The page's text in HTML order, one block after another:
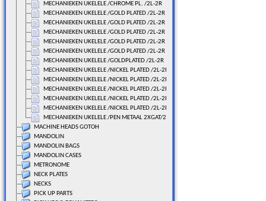
MECHANIEKEN UKELELE /CHROME PL. /2L-2R
MECHANIEKEN UKELELE /GOLD PLATED /2L-2R
MECHANIEKEN UKELELE /GOLD PLATED /2L-2R
MECHANIEKEN UKELELE /GOLD PLATED /2L-2R
MECHANIEKEN UKELELE /GOLD PLATED /2L-2R
MECHANIEKEN UKELELE /GOLD PLATED /2L-2R
MECHANIEKEN UKELELE /GOLDPLATED /2L-2R
MECHANIEKEN UKELELE /NICKEL PLATED /2L-2R
MECHANIEKEN UKELELE /NICKEL PLATED /2L-2R
MECHANIEKEN UKELELE /NICKEL PLATED /2L-2R
MECHANIEKEN UKELELE /NICKEL PLATED /2L-2R
MECHANIEKEN UKELELE /NICKEL PLATED /2L-2R
MECHANIEKEN UKELELE /PEN METAAL 2XGAT/2L-2R LOS
MACHINE HEADS GOTOH
MANDOLIN
MANDOLIN BAGS
MANDOLIN CASES
METRONOME
NECK PLATES
NECKS
PICK UP PARTS